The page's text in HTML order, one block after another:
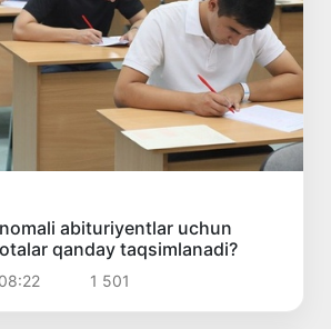
abituriyentlar uchun
qanday taqsimlanadi?
1 501